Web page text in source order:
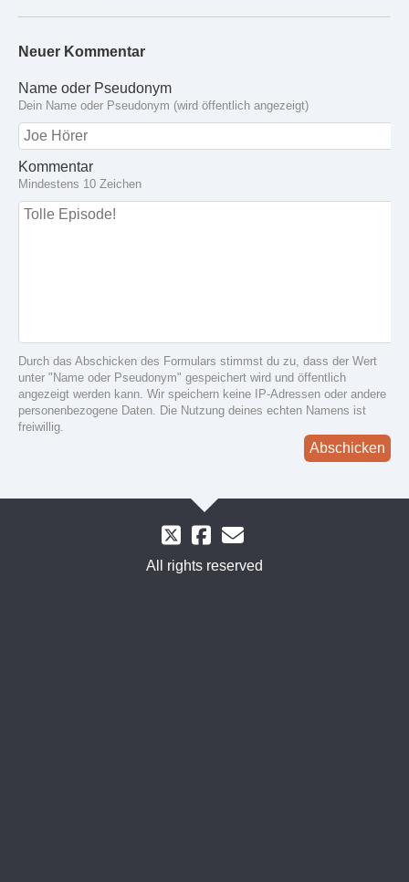
Neuer Kommentar
Name oder Pseudonym
Dein Name oder Pseudonym (wird öffentlich angezeigt)
Kommentar
Mindestens 10 Zeichen
Durch das Abschicken des Formulars stimmst du zu, dass der Wert
unter "Name oder Pseudonym" gespeichert wird und öffentlich
angezeigt werden kann. Wir speichern keine IP-Adressen oder andere
personenbezogene Daten. Die Nutzung deines echten Namens ist
freiwillig.
Abschicken
All rights reserved